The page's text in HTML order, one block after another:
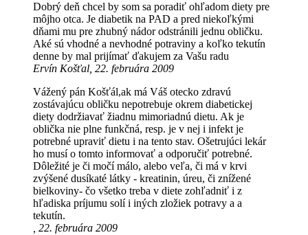
Dobrý deň chcel by som sa poradiť ohľadom diety pre
môjho otca. Je diabetik na PAD a pred niekoľkými
dňami mu pre zhubný nádor odstránili jednu obličku.
Aké sú vhodné a nevhodné potraviny a koľko tekutín
denne by mal prijímať ďakujem za Vašu radu
Ervín Košťal, 22. februára 2009
Vážený pán Košťál,ak má Váš otecko zdravú
zostávajúcu obličku nepotrebuje okrem diabetickej
diety dodržiavať žiadnu mimoriadnú dietu. Ak je
oblička nie plne funkčná, resp. je v nej i infekt je
potrebné upraviť dietu i na tento stav. Ošetrujúci lekár
ho musí o tomto informovať a odporučiť potrebné.
Dôležité je či močí málo, alebo veľa, či má v krvi
zvýšené dusíkaté látky - kreatinin, úreu, či znížené
bielkoviny- čo všetko treba v diete zohľadniť i z
hľadiska príjumu solí i iných zložiek potravy a a
tekutín.
, 22. februára 2009